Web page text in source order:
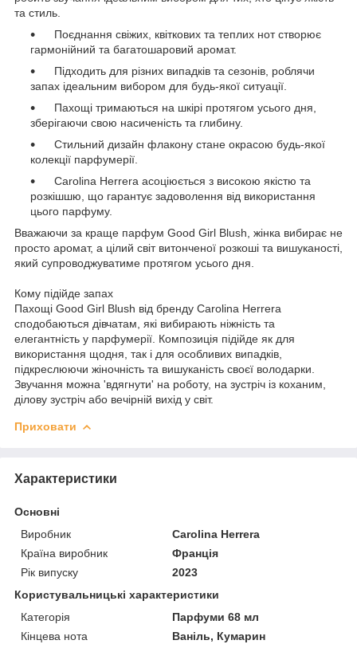
та стиль.
Поєднання свіжих, квіткових та теплих нот створює
гармонійний та багатошаровий аромат.
Підходить для різних випадків та сезонів, роблячи
запах ідеальним вибором для будь-якої ситуації.
Пахощі тримаються на шкірі протягом усього дня,
зберігаючи свою насиченість та глибину.
Стильний дизайн флакону стане окрасою будь-якої
колекції парфумерії.
Carolina Herrera асоціюється з високою якістю та
розкішшю, що гарантує задоволення від використання
цього парфуму.
Вважаючи за краще парфум Good Girl Blush, жінка вибирає не
просто аромат, а цілий світ витонченої розкоші та вишуканості,
який супроводжуватиме протягом усього дня.
Кому підійде запах
Пахощі Good Girl Blush від бренду Carolina Herrera
сподобаються дівчатам, які вибирають ніжність та
елегантність у парфумерії. Композиція підійде як для
використання щодня, так і для особливих випадків,
підкреслюючи жіночність та вишуканість своєї володарки.
Звучання можна 'вдягнути' на роботу, на зустріч із коханим,
ділову зустріч або вечірній вихід у світ.
Приховати
Характеристики
Основні
Виробник
Carolina Herrera
Країна виробник
Франція
Рік випуску
2023
Користувальницькі характеристики
Категорія
Парфуми 68 мл
Кінцева нота
Ваніль, Кумарин